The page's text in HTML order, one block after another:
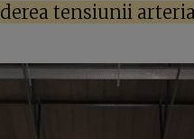
tensiunii